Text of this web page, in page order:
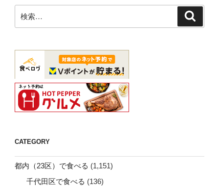
タ
松
本
PARCO（松
の
送
り
索:
CATEGORY
都内（23区）で食べる (1,151)
千代田区で食べる (136)